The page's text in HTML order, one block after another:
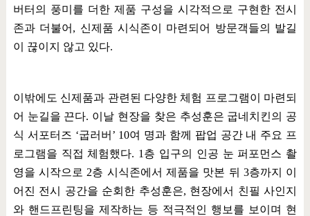
버터의 풍미를 더한 제품 구성을 시각적으로 구현한 전시
존과 더불어 , 신제품 시식존이 마련되어 방문객들의 발길
이 끊이지 않고 있다.
이밖에도 신제품과 관련된 다양한 체험 프로그램이 마련되
어 눈길을 끈다. 이날 현장을 찾은 추성훈은 굽네치킨의 공
식 서포터즈 ‘굽러버 ’ 10여 명과 함께 팝업 공간 내 주요 프
로그램을 직접 체험했다. 1 층 입구의 인공 눈 퍼포먼스 촬
영을 시작으로 2층 시식존에서 제품을 맛본 뒤 3층까지 이
어진 전시 공간을 순회한 추성훈은, 현장에서 친필 사인지
와 핸드프린팅을 제작하는 등 적극적인 행보를 보이며 현